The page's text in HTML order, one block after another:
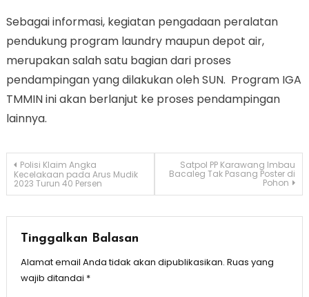
Sebagai informasi, kegiatan pengadaan peralatan
pendukung program laundry maupun depot air,
merupakan salah satu bagian dari proses
pendampingan yang dilakukan oleh SUN. Program IGA
TMMIN ini akan berlanjut ke proses pendampingan
lainnya.
Navigasi
pos
Polisi Klaim Angka
Kecelakaan pada Arus Mudik
2023 Turun 40 Persen
Satpol PP Karawang Imbau
Bacaleg Tak Pasang Poster di
Pohon
Tinggalkan Balasan
Alamat email Anda tidak akan dipublikasikan. Ruas yang
wajib ditandai *